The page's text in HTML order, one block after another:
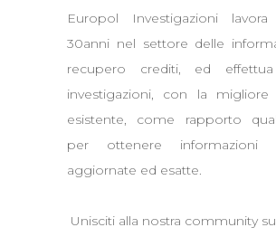
Europol Investigazioni
30anni nel settore delle
recupero crediti, ed
investigazioni, con la migliore
esistente, come rapporto
per ottenere informazioni
aggiornate ed esatte.
Unisciti alla nostra community